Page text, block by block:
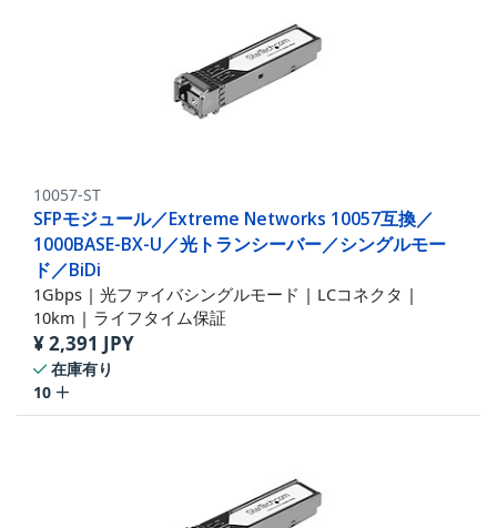
10057-ST
SFPモジュール／Extreme Networks 10057互換／
1000BASE-BX-U／光トランシーバー／シングルモー
ド／BiDi
1Gbps | 光ファイバシングルモード | LCコネクタ |
10km | ライフタイム保証
¥2,391 JPY
在庫有り
10